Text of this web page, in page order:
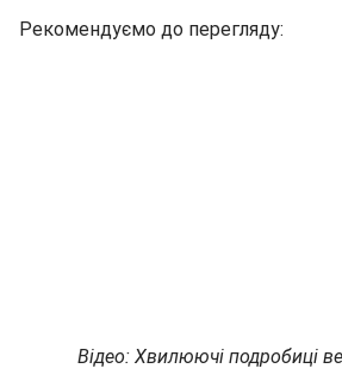
Рекомендуємо до перегляду:
Відео: Хвилюючі подробиці